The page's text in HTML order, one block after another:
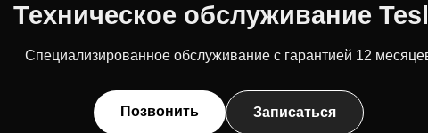
Техническое обслуживание
Специализированное обслуживание с гарантией 12
Позвонить Записаться